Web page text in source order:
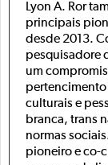
Lyon A. Ror
principais
desde 2013.
pesquisadore
um
pertencimento
culturais e
branca, trans
normas
pioneiro e co-